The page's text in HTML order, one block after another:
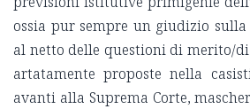
ossia pur sempre un giudizio
al netto delle questioni di merito/
artatamente proposte nella
avanti alla Suprema Corte,